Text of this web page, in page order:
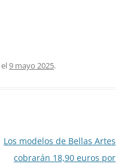
el9 mayo 2025.
Los modelos de Bellas Artes
cobrarán 18,90 euros por